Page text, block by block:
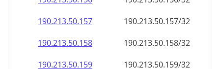
190.213.50.157
190.213.50.157/32
190.213.50.158
190.213.50.158/32
190.213.50.159
190.213.50.159/32